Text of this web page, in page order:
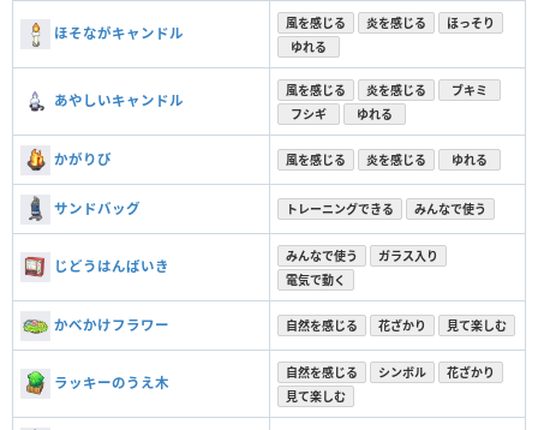
ほそながキャンドル
風を感じる 炎を感じる
ほっそり
ゆれる
あやしいキャンドル
風を感じる 炎を感じる
ブキミ
フシギ
ゆれる
かがりび 風を感じる 炎を感じる ゆれる
サンドバッグ トレーニングできる みんなで使う
じどうはんばいき
みんなで使う
ガラス入り
電気で動く
かべかけフラワー 自然を感じる 花ざかり 見て楽しむ
ラッキーのうえ木
自然を感じる シンボル
花ざかり
見て楽しむ